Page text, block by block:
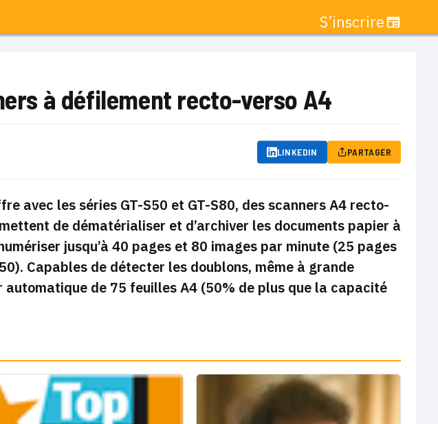
S’inscrire
à défilement recto-verso A4
LINKEDIN PARTAGER
avec les séries GT-S50 et GT-S80, des scanners A4 recto-
de dématérialiser et d’archiver les documents papier à
jusqu’à 40 pages et 80 images par minute (25 pages
Capables de détecter les doublons, même à grande
automatique de 75 feuilles A4 (50% de plus que la capacité